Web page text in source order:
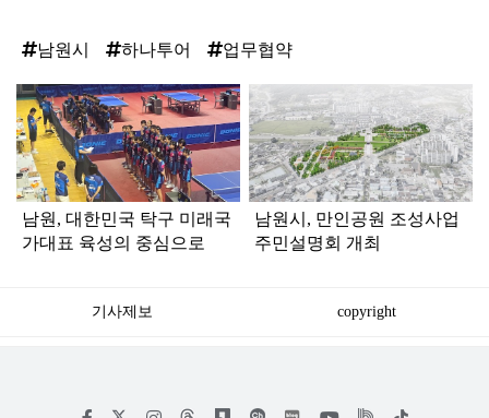
남원시 하나투어 업무협약
탑
라
인
남원, 대한민국 탁구 미래국
가대표 육성의 중심으로
남원시, 만인공원 조성사업
주민설명회 개최
기사제보 copyright